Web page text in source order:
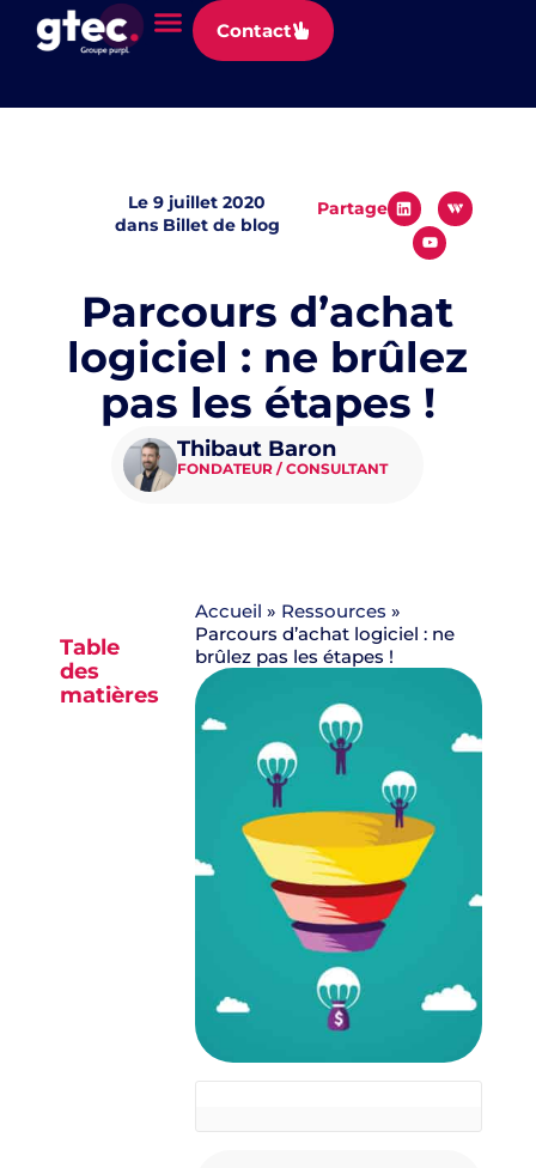
Panneau de gestion des cookies
Contact
Le9 juillet 2020
dans Billet de blog
Partager
Parcours d’achat
logiciel : ne brûlez
pas les étapes !
Thibaut Baron
FONDATEUR / CONSULTANT
Table
des
matières
Accueil » Ressources »
Parcours d’achat logiciel : ne
brûlez pas les étapes !